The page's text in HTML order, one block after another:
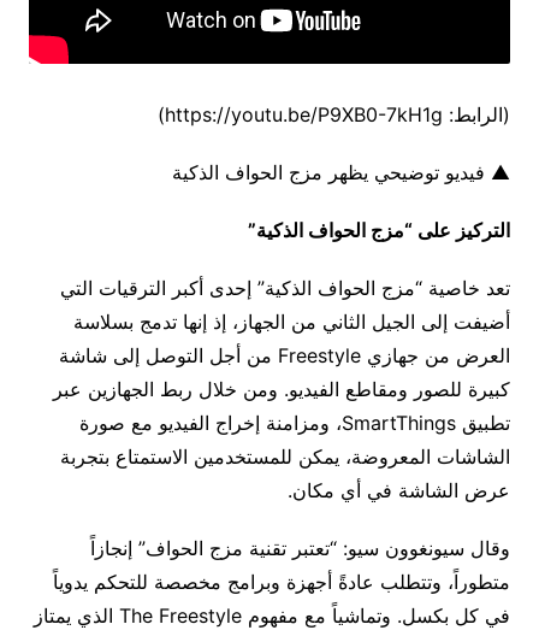
(الرابط: https://youtu.be/P9XB0-7kH1g)
▲ فيديو توضيحي يظهر مزج الحواف الذكية
التركيز على “مزج الحواف الذكية”
تعد خاصية “مزج الحواف الذكية” إحدى أكبر الترقيات التي
أضيفت إلى الجيل الثاني من الجهاز، إذ إنها تدمج بسلاسة
العرض من جهازي Freestyle من أجل التوصل إلى شاشة
كبيرة للصور ومقاطع الفيديو. ومن خلال ربط الجهازين عبر
تطبيق SmartThings، ومزامنة إخراج الفيديو مع صورة
الشاشات المعروضة، يمكن للمستخدمين الاستمتاع بتجربة
عرض الشاشة في أي مكان.
وقال سيونغوون سيو: “تعتبر تقنية مزج الحواف” إنجازاً
متطوراً، وتتطلب عادةً أجهزة وبرامج مخصصة للتحكم يدوياً
في كل بكسل. وتماشياً مع مفهوم The Freestyle الذي يمتاز